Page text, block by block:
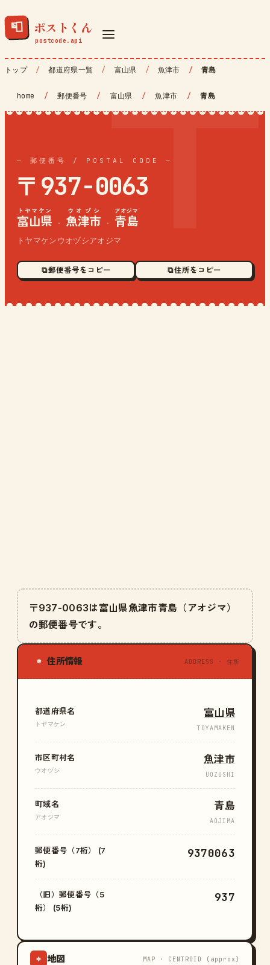
📮 ポストくん
トップ 都道府県一覧 富山県 魚津市 青島
home / 郵便番号 / 富山県 / 魚津市 / 青島
— 郵便番号 / POSTAL CODE —
〒937-0063
富山県
トヤマケン
· 魚津市
ウオヅシ
· 青島
アオジマ
トヤマケンウオヅシアオジマ
⧉ 郵便番号をコピー ⧉ 住所をコピー
〒937-0063は富山県魚津市青島（アオジマ）
の郵便番号です。
◉ 住所情報 ADDRESS · 住所
都道府県名
トヤマケン
富山県
TOYAMAKEN
市区町村名
ウオヅシ
魚津市
UOZUSHI
町域名
アオジマ
青島
AOJIMA
郵便番号（7桁） (7
桁)
9370063
（旧）郵便番号（5
桁） (5桁)
937
⌖ 地図 MAP · CENTROID (approx)